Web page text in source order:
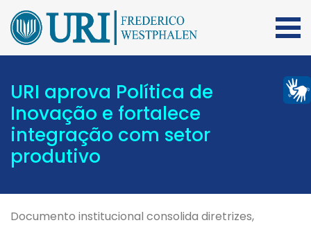
URI aprova Política de
Inovação e fortalece
integração com setor
produtivo
Documento institucional consolida diretrizes,